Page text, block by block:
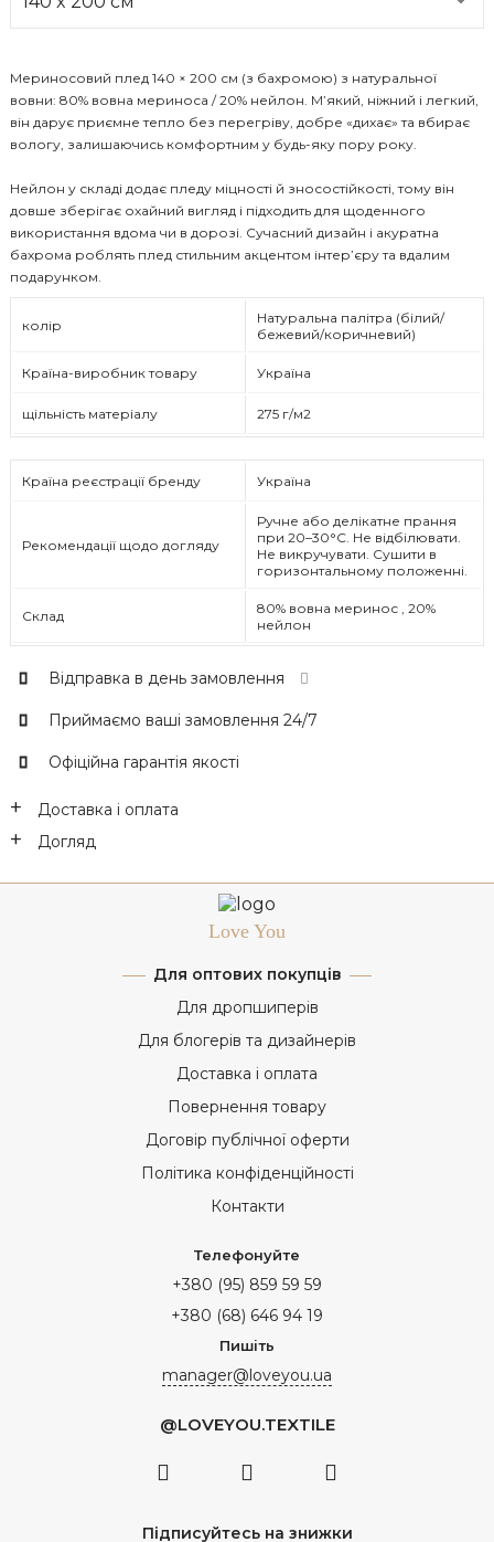
колір
Натуральна палітра (білий/
бежевий/коричневий)
Країна-виробник товару Україна
щільність матеріалу 275 г/м2
Країна реєстрації бренду Україна
Рекомендації щодо догляду
Ручне або делікатне прання
при 20–30°C. Не відбілювати.
Не викручувати. Сушити в
горизонтальному положенні.
Склад
80% вовна меринос , 20%
нейлон
Відправка в день замовлення
Приймаємо ваші замовлення 24/7
Офіційна гарантія якості
Доставка і оплата
Догляд
Мериносовий плед 140 × 200 см (з бахромою) з натуральної
вовни: 80% вовна мериноса / 20% нейлон. М’який, ніжний і легкий,
він дарує приємне тепло без перегріву, добре «дихає» та вбирає
вологу, залишаючись комфортним у будь-яку пору року.
Нейлон у складі додає пледу міцності й зносостійкості, тому він
довше зберігає охайний вигляд і підходить для щоденного
використання вдома чи в дорозі. Сучасний дизайн і акуратна
бахрома роблять плед стильним акцентом інтер’єру та вдалим
подарунком.
Love You
Для оптових покупців
Для дропшиперів
Для блогерів та дизайнерів
Доставка і оплата
Повернення товару
Договір публічної оферти
Політика конфіденційності
Контакти
Телефонуйте
+380 (95) 859 59 59
+380 (68) 646 94 19
Пишіть
manager@loveyou.ua
Підписуйтесь на знижки
@LOVEYOU.TEXTILE